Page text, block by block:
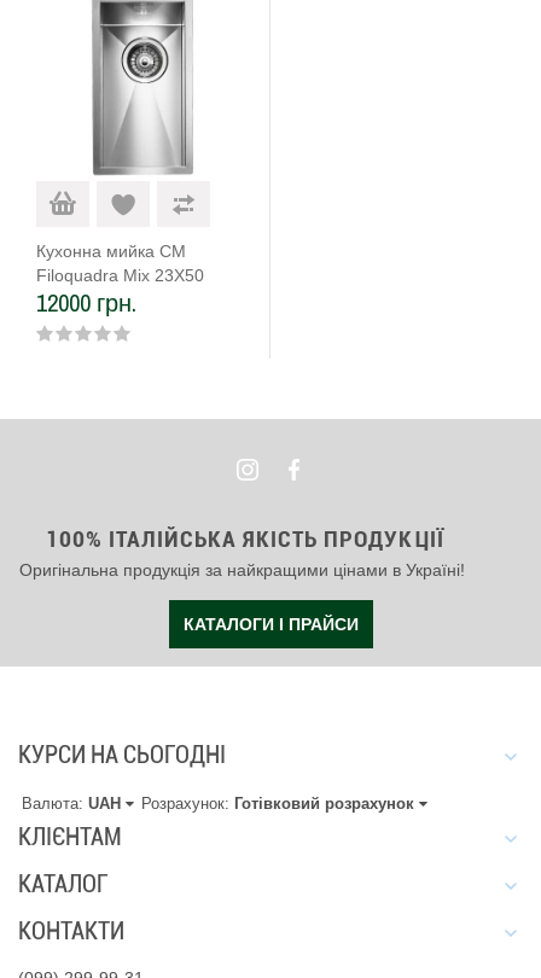
Кухонна мийка CM
Filoquadra Mix 23Х50
12930
12000 грн.
100% ІТАЛІЙСЬКА ЯКІСТЬ ПРОДУКЦІЇ
Оригінальна продукція за найкращими цінами в Україні!
КАТАЛОГИ І ПРАЙСИ
КУРСИ НА СЬОГОДНІ
Валюта: UAH Розрахунок: Готівковий розрахунок
КЛІЄНТАМ
КАТАЛОГ
КОНТАКТИ